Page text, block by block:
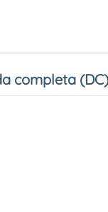
completa (DC)